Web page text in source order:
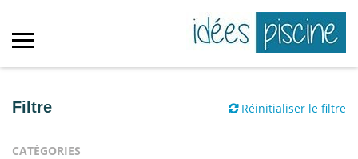
Filtre Réinitialiser le filtre
CATÉGORIES